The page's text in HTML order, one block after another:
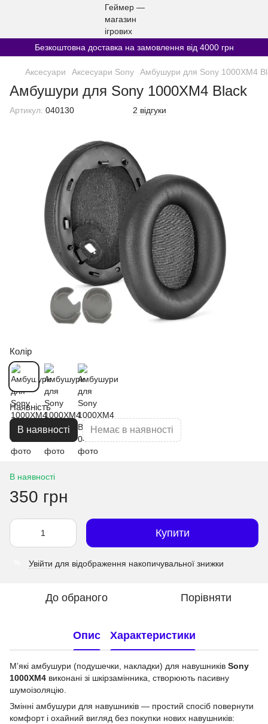
Безкоштовна доставка на замовлення від 4000 грн
Аксесуари Аксесуари Sony Амбушури для Sony 1000XM4
Амбушури для Sony 1000XM4 Black
Артикул: 040130 2 відгуки
Колір
Наявність
В наявності Немає в наявності
В наявності
350 грн
Купити
Увійти для відображення накопичувальної знижки
До обраного Порівняти
Опис Характеристики
Мʼякі амбушури (подушечки, накладки) для навушників Sony
1000XM4 виконані зі шкірзамінника, створюють пасивну
шумоізоляцію.
Змінні амбушури для навушників — простий спосіб повернути
комфорт і охайний вигляд без покупки нових навушників: